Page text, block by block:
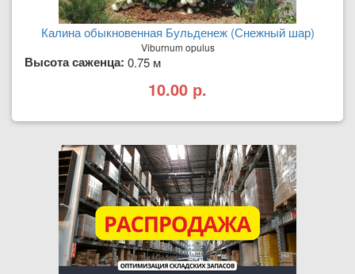
Калина обыкновенная Бульденеж (Снежный шар)
Viburnum opulus
Высота саженца: 0.75 м
10.00 р.